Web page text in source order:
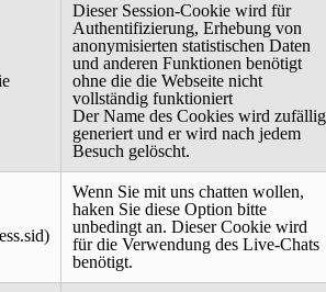
aktiv
unterwegs
Dieser Session-Cookie wird für
Authentifizierung, Erhebung von
anonymisierten statistischen Daten
und anderen Funktionen benötigt
ohne die die Webseite nicht
vollständig funktioniert
Der Name des Cookies wird zufällig
generiert und er wird nach jedem
Besuch gelöscht.
Wenn Sie mit uns chatten wollen,
haken Sie diese Option bitte
unbedingt an. Dieser Cookie wird
für die Verwendung des Live-Chats
benötigt.